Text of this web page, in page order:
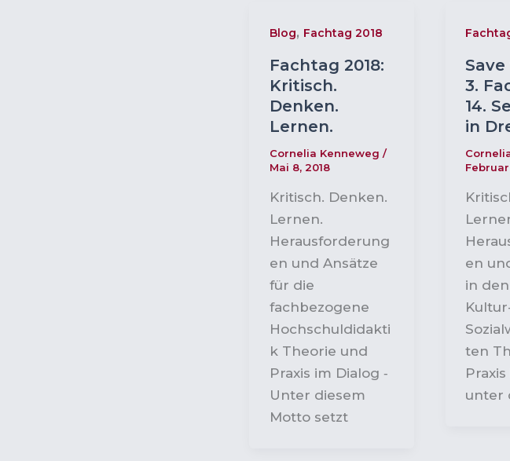
Blog, Fachtag 2018
Fachtag 2018:
Kritisch.
Denken.
Lernen.
Cornelia Kenneweg /
Mai 8, 2018
Kritisch. Denken.
Lernen.
Herausforderung
en und Ansätze
für die
fachbezogene
Hochschuldidakti
k Theorie und
Praxis im Dialog ‑
Unter diesem
Motto setzt
3.
14.
in
Februar
en
in
ten
unter